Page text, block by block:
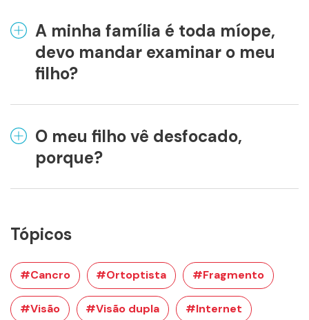
A minha família é toda míope,
devo mandar examinar o meu
filho?
O meu filho vê desfocado,
porque?
Tópicos
#Cancro #Ortoptista #Fragmento
#Visão #Visão dupla #Internet